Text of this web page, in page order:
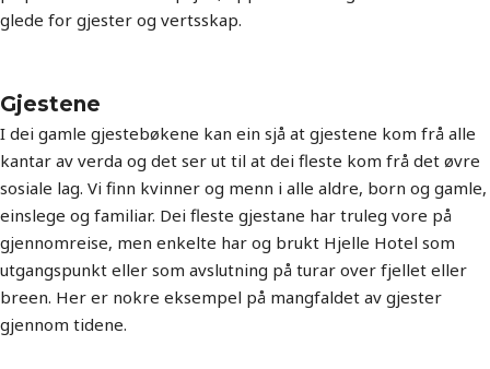
glede for gjester og vertsskap.
Gjestene
I dei gamle gjestebøkene kan ein sjå at gjestene kom frå alle
kantar av verda og det ser ut til at dei fleste kom frå det øvre
sosiale lag. Vi finn kvinner og menn i alle aldre, born og gamle,
einslege og familiar. Dei fleste gjestane har truleg vore på
gjennomreise, men enkelte har og brukt Hjelle Hotel som
utgangspunkt eller som avslutning på turar over fjellet eller
breen. Her er nokre eksempel på mangfaldet av gjester
gjennom tidene.